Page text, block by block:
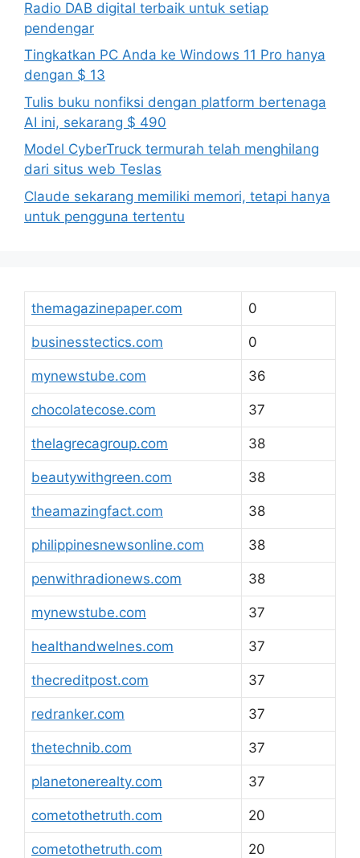
Radio DAB digital terbaik untuk setiap
pendengar
Tingkatkan PC Anda ke Windows 11 Pro hanya
dengan $ 13
Tulis buku nonfiksi dengan platform bertenaga
AI ini, sekarang $ 490
Model CyberTruck termurah telah menghilang
dari situs web Teslas
Claude sekarang memiliki memori, tetapi hanya
untuk pengguna tertentu
themagazinepaper.com 0
businesstectics.com 0
mynewstube.com 36
chocolatecose.com 37
thelagrecagroup.com 38
beautywithgreen.com 38
theamazingfact.com 38
philippinesnewsonline.com 38
penwithradionews.com 38
mynewstube.com 37
healthandwelnes.com 37
thecreditpost.com 37
redranker.com 37
thetechnib.com 37
planetonerealty.com 37
cometothetruth.com 20
cometothetruth.com 20